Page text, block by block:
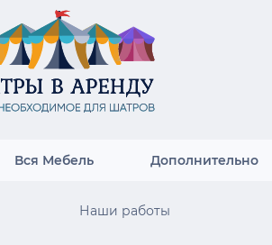
Вся Мебель Дополнительно
Наши работы